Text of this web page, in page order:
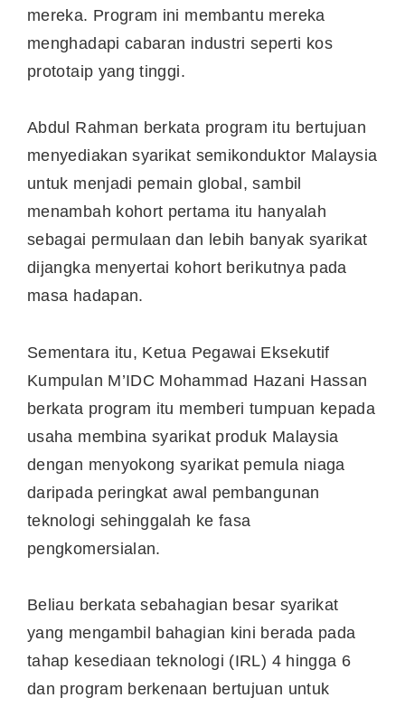
mereka. Program ini membantu mereka
menghadapi cabaran industri seperti kos
prototaip yang tinggi.
Abdul Rahman berkata program itu bertujuan
menyediakan syarikat semikonduktor Malaysia
untuk menjadi pemain global, sambil
menambah kohort pertama itu hanyalah
sebagai permulaan dan lebih banyak syarikat
dijangka menyertai kohort berikutnya pada
masa hadapan.
Sementara itu, Ketua Pegawai Eksekutif
Kumpulan M’IDC Mohammad Hazani Hassan
berkata program itu memberi tumpuan kepada
usaha membina syarikat produk Malaysia
dengan menyokong syarikat pemula niaga
daripada peringkat awal pembangunan
teknologi sehinggalah ke fasa
pengkomersialan.
Beliau berkata sebahagian besar syarikat
yang mengambil bahagian kini berada pada
tahap kesediaan teknologi (IRL) 4 hingga 6
dan program berkenaan bertujuan untuk